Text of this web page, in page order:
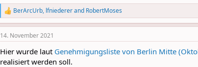
R
e
a
c
i
o
BerArcUrb, lfniedererand RobertMoses
14. November 2021
Hier wurde laut Genehmigungsliste von Berlin Mitte
realisiert werden soll.